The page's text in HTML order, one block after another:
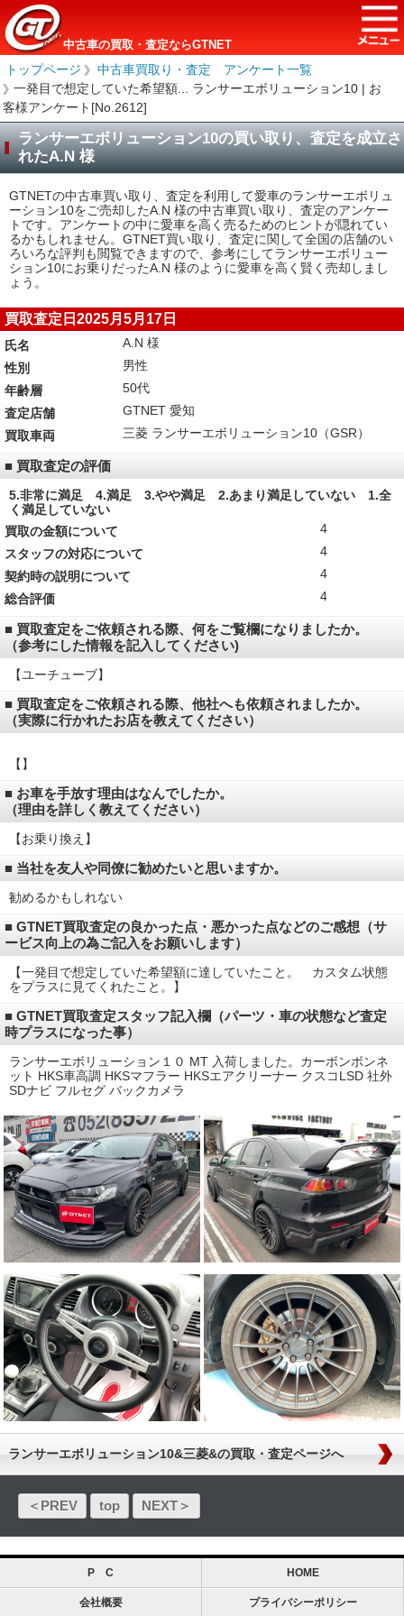
中古車の買取・査定ならGTNET
トップページ ＞
中古車買取り・査定 アンケート一覧
＞
一発目で想定していた希望額... ランサーエボリューション10 | お
客様アンケート[No.2612]
ランサーエボリューション10の買い取り、査定を成立さ
れたA.N 様
GTNETの中古車買い取り、査定を利用して愛車のランサーエボリュ
ーション10をご売却したA.N 様の中古車買い取り、査定のアンケー
トです。アンケートの中に愛車を高く売るためのヒントが隠れてい
るかもしれません。GTNET買い取り、査定に関して全国の店舗のい
ろいろな評判も閲覧できますので、参考にしてランサーエボリュー
ション10にお乗りだったA.N 様のように愛車を高く賢く売却しまし
ょう。
買取査定日2025月5月17日
氏名
A.N 様
性別
男性
年齢層
50代
査定店舗
GTNET 愛知
買取車両
三菱 ランサーエボリューション10（GSR）
■ 買取査定の評価
5.非常に満足 4.満足 3.やや満足 2.あまり満足していない 1.全
く満足していない
買取の金額について
4
スタッフの対応について
4
契約時の説明について
4
総合評価
4
■ 買取査定をご依頼される際、何をご覧欄になりましたか。
（参考にした情報を記入してください)
【ユーチューブ】
■ 買取査定をご依頼される際、他社へも依頼されましたか。
（実際に行かれたお店を教えてください）
【】
■ お車を手放す理由はなんでしたか。
（理由を詳しく教えてください）
【お乗り換え】
■ 当社を友人や同僚に勧めたいと思いますか。
勧めるかもしれない
■ GTNET買取査定の良かった点・悪かった点などのご感想（サ
ービス向上の為ご記入をお願いします）
【一発目で想定していた希望額に達していたこと。 カスタム状態
をプラスに見てくれたこと。】
■ GTNET買取査定スタッフ記入欄（パーツ・車の状態など査定
時プラスになった事）
ランサーエボリューション１０ MT 入荷しました。カーボンボンネ
ット HKS車高調 HKSマフラー HKSエアクリーナー クスコLSD 社外
SDナビ フルセグ バックカメラ
ランサーエボリューション10&三菱&の買取・査定ページへ
＜PREV top NEXT＞
P C HOME
会社概要 プライバシーポリシー